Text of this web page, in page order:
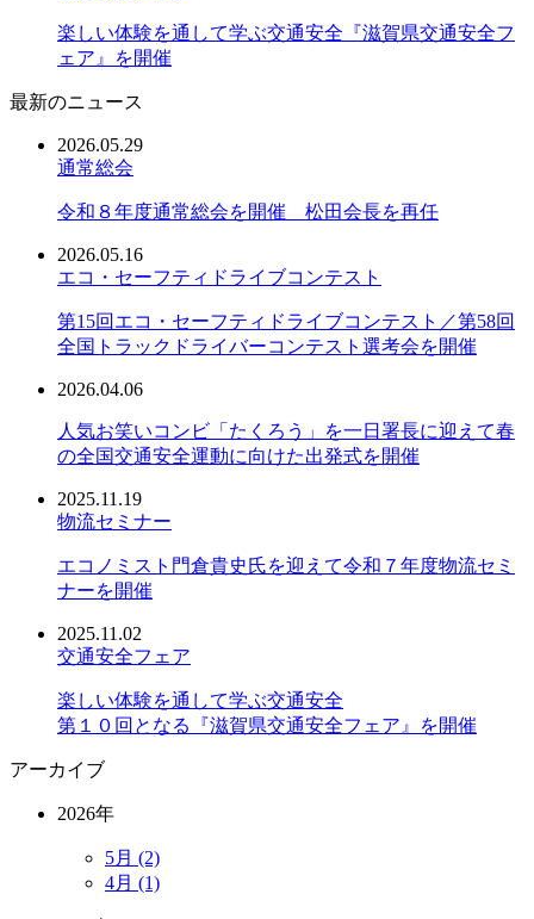
楽しい体験を通して学ぶ交通安全『滋賀県交通安全フ
ェア』を開催
最新のニュース
2026.05.29
通常総会
令和８年度通常総会を開催 松田会長を再任
2026.05.16
エコ・セーフティドライブコンテスト
第15回エコ・セーフティドライブコンテスト／第58回
全国トラックドライバーコンテスト選考会を開催
2026.04.06
人気お笑いコンビ「たくろう」を一日署長に迎えて春
の全国交通安全運動に向けた出発式を開催
2025.11.19
物流セミナー
エコノミスト門倉貴史氏を迎えて令和７年度物流セミ
ナーを開催
2025.11.02
交通安全フェア
楽しい体験を通して学ぶ交通安全
第１０回となる『滋賀県交通安全フェア』を開催
アーカイブ
2026年
5月 (2)
4月 (1)